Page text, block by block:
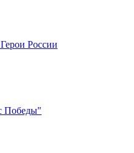
России
Победы"